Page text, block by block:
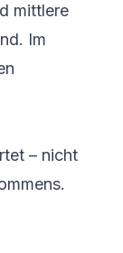
mittlere
Im
– nicht